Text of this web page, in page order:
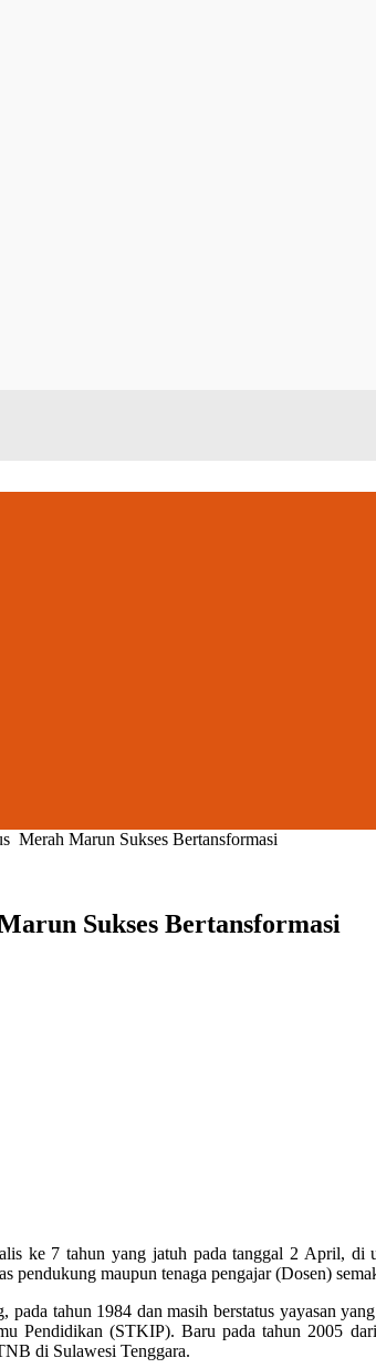
Merah Marun Sukses Bertansformasi
Sukses Bertansformasi
ke 7 tahun yang jatuh pada tanggal 2 April,
maupun tenaga pengajar (Dosen)
tahun 1984 dan masih berstatus yayasan
(STKIP). Baru pada tahun 2005
di Sulawesi Tenggara.